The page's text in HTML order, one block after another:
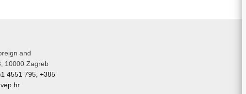
and
10000 Zagreb
4551 795, +385